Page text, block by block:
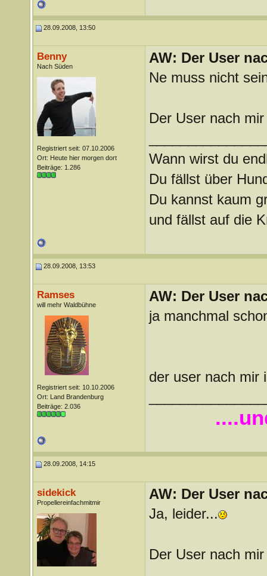
28.09.2008, 13:50
Benny
Nach Süden
Registriert seit: 07.10.2006
Ort: Heute hier morgen dort
Beiträge: 1.286
AW: Der User
Ne muss nicht
Der User nach
Wann wirst du
Du fällst über
Du kannst kaum
und fällst auf die
28.09.2008, 13:53
Ramses
will mehr Waldbühne
Registriert seit: 10.10.2006
Ort: Land Brandenburg
Beiträge: 2.036
AW: Der User
ja manchmal
der user nach mir
28.09.2008, 14:15
sidekick
Propellereinfachmitmir
AW: Der User
Ja, leider...
Der User nach